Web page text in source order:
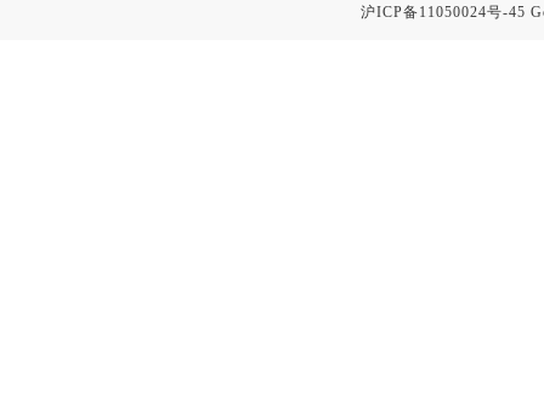
沪ICP备11050024号-45